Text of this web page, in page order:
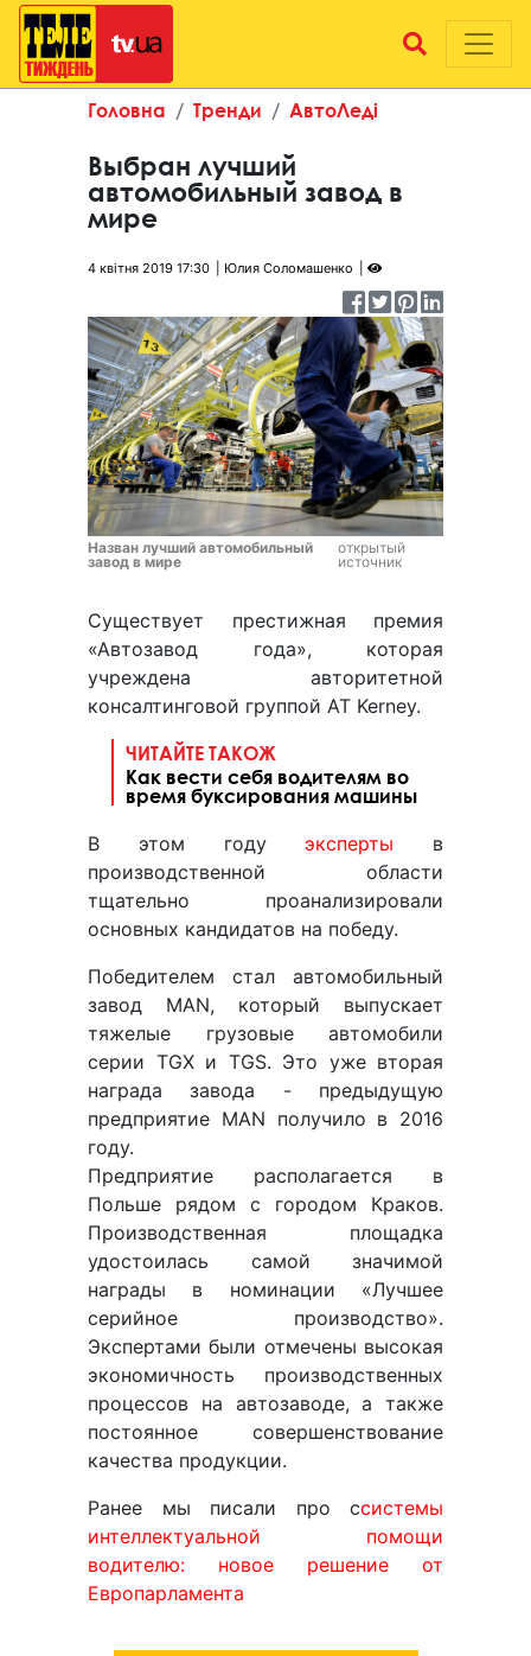
Головна Тренди АвтоЛеді
Выбран лучший
автомобильный завод в
мире
4 квітня 2019 17:30 Юлия Соломашенко
Назван лучший автомобильный
завод в мире
открытый
источник
Существует престижная премия
«Автозавод года», которая
учреждена авторитетной
консалтинговой группой AT Kerney.
ЧИТАЙТЕ ТАКОЖ
Как вести себя водителям во
время буксирования машины
В этом году эксперты в
производственной области
тщательно проанализировали
основных кандидатов на победу.
Победителем стал автомобильный
завод MAN, который выпускает
тяжелые грузовые автомобили
серии TGX и TGS. Это уже вторая
награда завода - предыдущую
предприятие MAN получило в 2016
году.
Предприятие располагается в
Польше рядом с городом Краков.
Производственная площадка
удостоилась самой значимой
награды в номинации «Лучшее
серийное производство».
Экспертами были отмечены высокая
экономичность производственных
процессов на автозаводе, а также
постоянное совершенствование
качества продукции.
Ранее мы писали про ссистемы
интеллектуальной помощи
водителю: новое решение от
Европарламента